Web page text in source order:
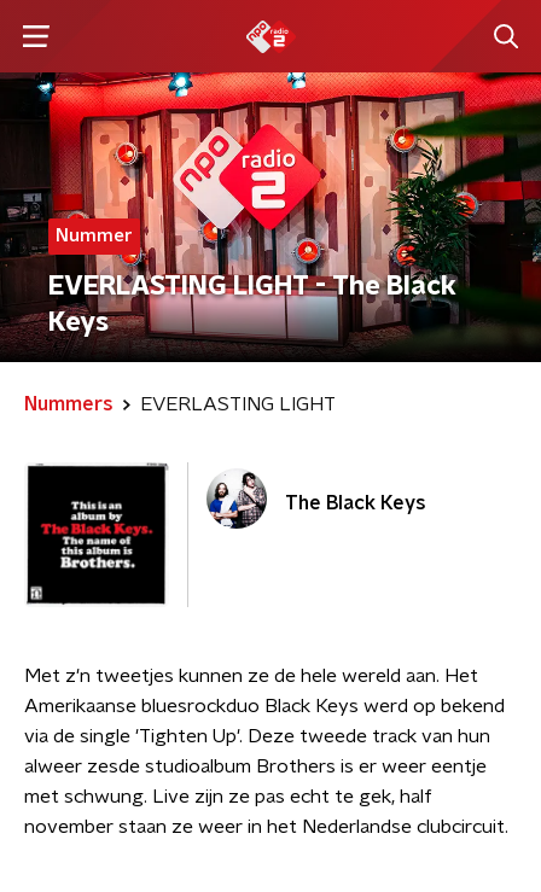
Nummer
EVERLASTING LIGHT - The Black
Keys
Nummers EVERLASTING LIGHT
The Black Keys
Met z'n tweetjes kunnen ze de hele wereld aan. Het
Amerikaanse bluesrockduo Black Keys werd op bekend
via de single 'Tighten Up'. Deze tweede track van hun
alweer zesde studioalbum Brothers is er weer eentje
met schwung. Live zijn ze pas echt te gek, half
november staan ze weer in het Nederlandse clubcircuit.